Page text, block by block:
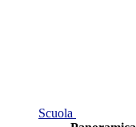
Scuola